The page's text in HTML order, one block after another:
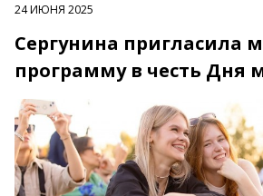
24 ИЮНЯ 2025
Сергунина пригласила
программу в честь Дня